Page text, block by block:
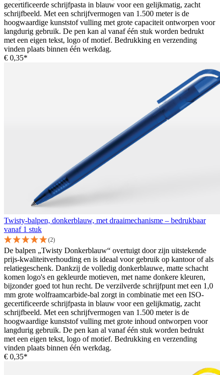
gecertificeerde schrijfpasta in blauw voor een gelijkmatig, zacht
schrijfbeeld. Met een schrijfvermogen van 1.500 meter is de
hoogwaardige kunststof vulling met grote capaciteit ontworpen voor
langdurig gebruik. De pen kan al vanaf één stuk worden bedrukt
met een eigen tekst, logo of motief. Bedrukking en verzending
vinden plaats binnen één werkdag.
€ 0,35*
Twisty-balpen, donkerblauw, met draaimechanisme – bedrukbaar
vanaf 1 stuk
(2)
De balpen „Twisty Donkerblauw“ overtuigt door zijn uitstekende
prijs-kwaliteitverhouding en is ideaal voor gebruik op kantoor of als
relatiegeschenk. Dankzij de volledig donkerblauwe, matte schacht
komen logo's en gekleurde motieven, met name donkere kleuren,
bijzonder goed tot hun recht. De verzilverde schrijfpunt met een 1,0
mm grote wolfraamcarbide-bal zorgt in combinatie met een ISO-
gecertificeerde schrijfpasta in blauw voor een gelijkmatig, zacht
schrijfbeeld. Met een schrijfvermogen van 1.500 meter is de
hoogwaardige kunststof vulling met grote inhoud ontworpen voor
langdurig gebruik. De pen kan al vanaf één stuk worden bedrukt
met een eigen tekst, logo of motief. Bedrukking en verzending
vinden plaats binnen één werkdag.
€ 0,35*